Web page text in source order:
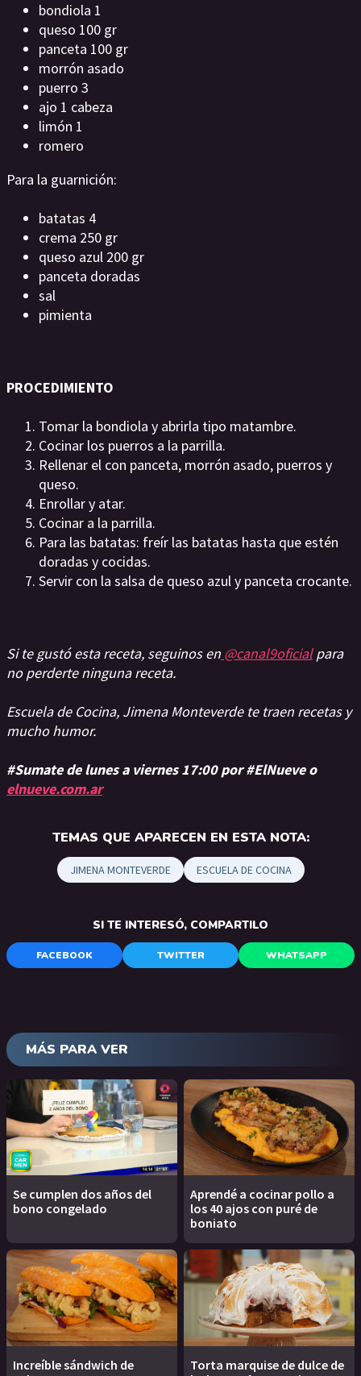
bondiola 1
queso 100 gr
panceta 100 gr
morrón asado
puerro 3
ajo 1 cabeza
limón 1
romero
Para la guarnición:
batatas 4
crema 250 gr
queso azul 200 gr
panceta doradas
sal
pimienta
PROCEDIMIENTO
Tomar la bondiola y abrirla tipo matambre.
Cocinar los puerros a la parrilla.
Rellenar el con panceta, morrón asado, puerros y
queso.
Enrollar y atar.
Cocinar a la parrilla.
Para las batatas: freír las batatas hasta que estén
doradas y cocidas.
Servir con la salsa de queso azul y panceta crocante.
Si te gustó esta receta, seguinos en @canal9oficialpara
no perderte ninguna receta.
Escuela de Cocina, Jimena Monteverde te traen recetas y
mucho humor.
#Sumate de lunes a viernes 17:00 por #ElNueve o
elnueve.com.ar
TEMAS QUE APARECEN EN ESTA NOTA:
JIMENA MONTEVERDE ESCUELA DE COCINA
SI TE INTERESÓ, COMPARTILO
FACEBOOK TWITTER WHATSAPP
MÁS PARA VER
Se cumplen dos años del
bono congelado
Aprendé a cocinar pollo a
los 40 ajos con puré de
boniato
Increíble sándwich de
Torta marquise de dulce de